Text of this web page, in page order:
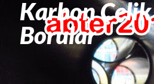
Karbon
Borular